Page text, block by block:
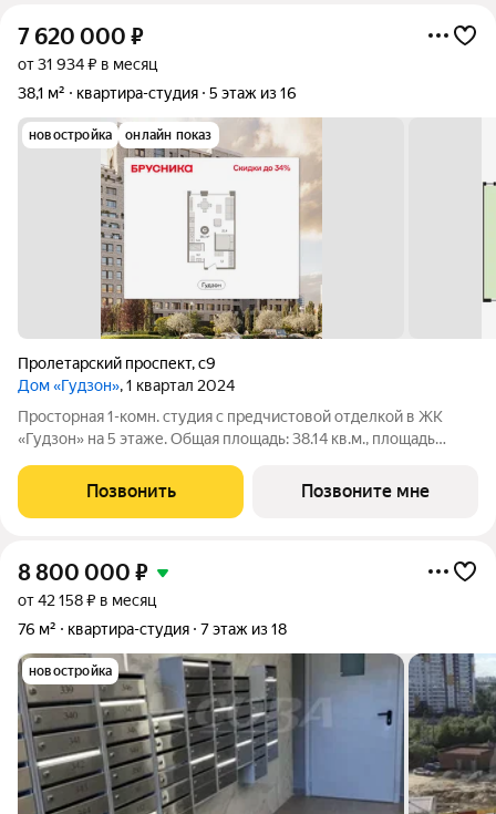
7 620 000 ₽
от 31 934 ₽ в месяц
38,1 м²
квартира-студия 5 этаж из 16
новостройка онлайн показ
Пролетарский проспект,с9
Дом «Гудзон», 1 квартал 2024
Просторная 1-комн. студия с предчистовой отделкой в ЖК
«Гудзон» на 5 этаже. Общая площадь: 38.14 кв.м., площадь
зону. Все окна выходят на одну сторону. В квартире один
совмещенный санузел.
Позвонить Позвоните мне
8 800 000 ₽
от 42 158 ₽ в месяц
76 м²
квартира-студия 7 этаж из 18
новостройка